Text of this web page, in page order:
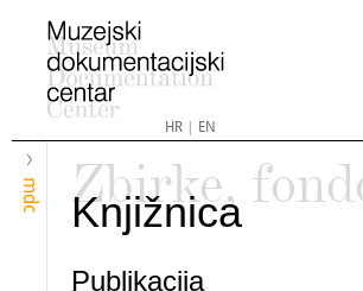
HR| EN
mdc
Zbirke,
Knjižnica
Publikacija